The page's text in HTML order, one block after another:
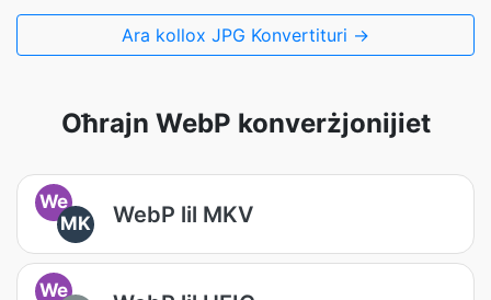
Ara kollox JPG Konvertituri →
Oħrajn WebP konverżjonijiet
We
MK
WebP lil MKV
We